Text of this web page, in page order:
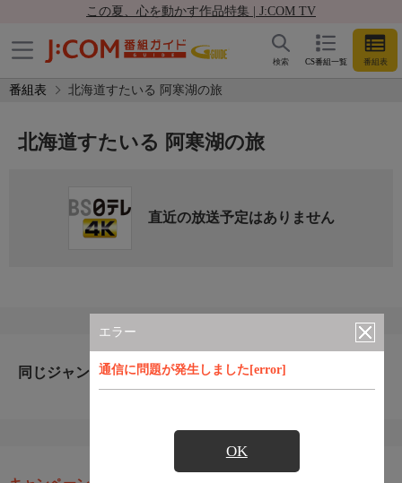
この夏、心を動かす作品特集 | J:COM TV
CS番組一覧 番組表
検索
番組表 北海道すたいる 阿寒湖の旅
エラー
通信に問題が発生しました[error]
OK
北海道すたいる 阿寒湖の旅
直近の放送予定はありません
同じジャンルのおすすめ番組